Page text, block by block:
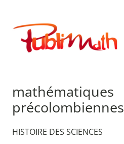
contenu
Publimath
mathématiques
précolombiennes
HISTOIRE DES SCIENCES